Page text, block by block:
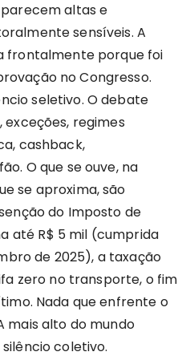
altas e
sensíveis. A
frontalmente porque foi
no Congresso.
seletivo. O debate
regimes
cashback,
O que se ouve, na
se aproxima, são
do Imposto de
até R$ 5 mil (cumprida
de 2025), a taxação
zero no transporte, o fim
Nada que enfrente o
mais alto do mundo
coletivo.